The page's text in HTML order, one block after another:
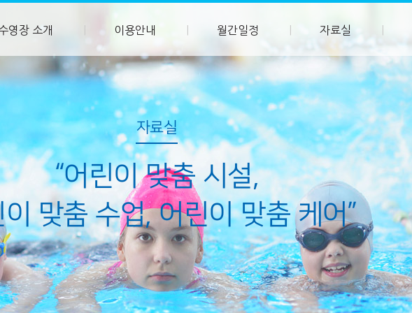
영장 소개 이용안내 월간일정 자료실
자료실
“어린이 맞춤 시설,
맞춤 수업, 어린이 맞춤 케어”